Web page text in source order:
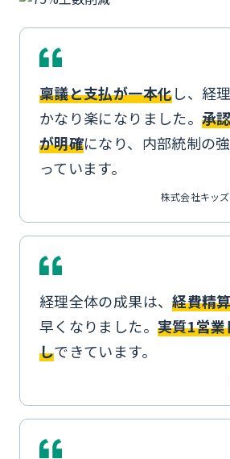
稟議と支払が一本化し、経
かなり楽になりました。 承
が明確になり、内部統制の
っています。
株式会社キッ
経理全体の成果は、経費精
早くなりました。 実質1営
しできています。